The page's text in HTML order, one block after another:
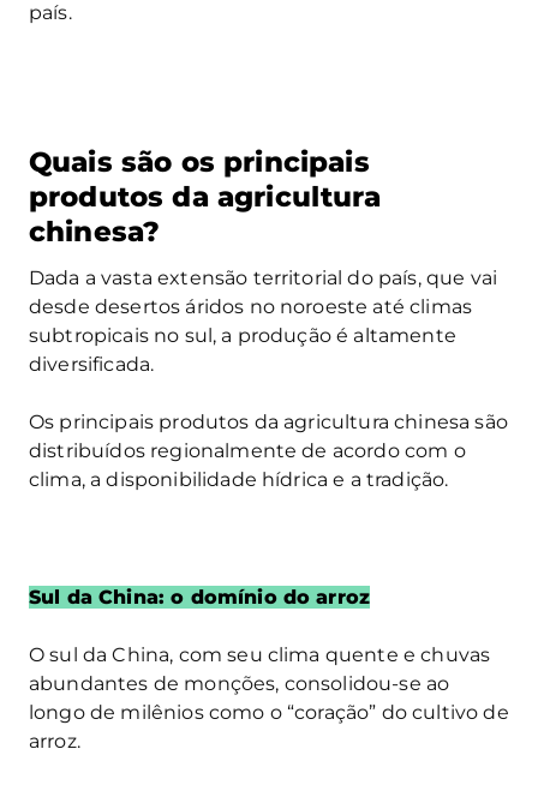
país.
Quais são os principais
produtos da agricultura
chinesa?
Dada a vasta extensão territorial do país, que vai
desde desertos áridos no noroeste até climas
subtropicais no sul, a produção é altamente
diversificada.
Os principais produtos da agricultura chinesa são
distribuídos regionalmente de acordo com o
clima, a disponibilidade hídrica e a tradição.
Sul da China: o domínio do arroz
O sul da China, com seu clima quente e chuvas
abundantes de monções, consolidou-se ao
longo de milênios como o “coração” do cultivo de
arroz.